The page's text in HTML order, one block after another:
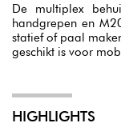
De multiplex
handgrepen en
statief of paal
geschikt is voor
HIGHLIGHTS